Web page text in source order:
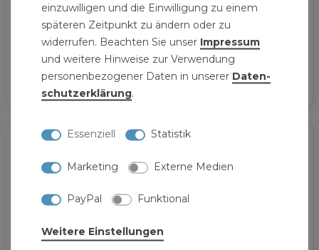
Pipetec Klemmring
Schraubfitting Winkel
16x2 mm 90° - 1/2 Zoll
3,39 € *
Klemmring
Schraubfitting Winkel
20x2 90° - 1/2 Zoll
Innengewinde
4,29 € *
einzuwilligen und die Einwilligung zu einem
späteren Zeitpunkt zu ändern oder zu
widerrufen. Beachten Sie unser Impressum
und weitere Hinweise zur Verwendung
personenbezogener Daten in unserer Daten­
schutz­erklärung.
Essenziell Statistik
Marketing Externe Medien
PayPal Funktional
Weitere Einstellungen